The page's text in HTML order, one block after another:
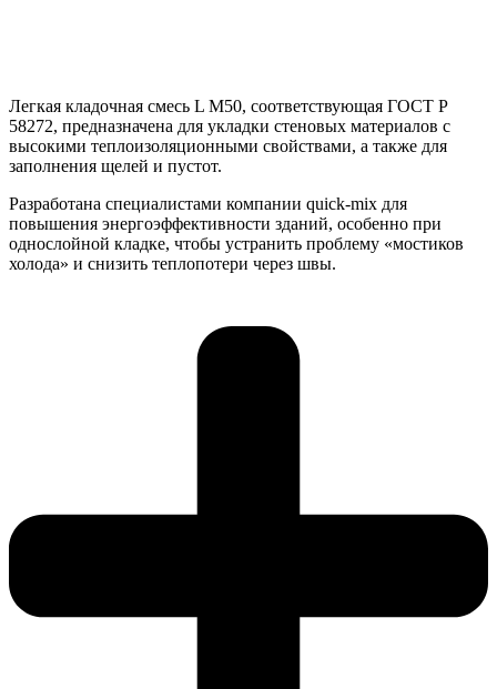
Легкая кладочная смесь L М50, соответствующая ГОСТ Р
58272, предназначена для укладки стеновых материалов с
высокими теплоизоляционными свойствами, а также для
заполнения щелей и пустот.
Разработана специалистами компании quick-mix для
повышения энергоэффективности зданий, особенно при
однослойной кладке, чтобы устранить проблему «мостиков
холода» и снизить теплопотери через швы.